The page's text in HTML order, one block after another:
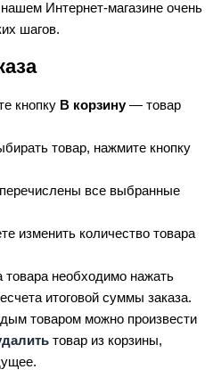
Интернет-магазине очень
шагов.
кнопку В корзину— товар
товар, нажмите кнопку
все выбранные
изменить количество товара
товара необходимо нажать
итоговой суммы заказа.
товаром можно произвести
товар из корзины,